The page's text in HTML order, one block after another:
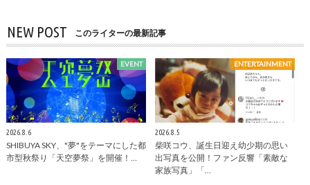
NEW POST このライターの最新記事
EVENT
2026.8.6
SHIBUYA SKY、"夢"をテーマにした都
市型秋祭り「天空夢祭」を開催！…
ENTERTAINMENT
2026.8.5
柴咲コウ、誕生日迎え幼少期の思い
出写真を公開！ファン反響「素敵な
家族写真」「…